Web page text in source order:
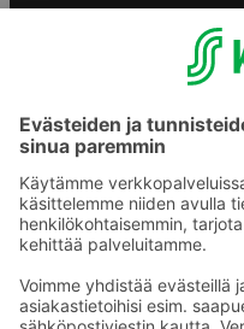
S-ryhmän palvelut
S-ryhmä
Asiakasomistajuus
Yhteishyvä Ruoka -sovellus
S-ostoslista -sovellus
Prisma.fi
Sokos.fi
S-Pankki
Yhteishyvä